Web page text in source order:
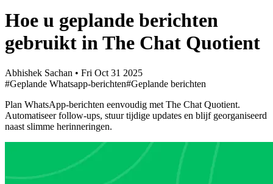
Hoe u geplande berichten
gebruikt in The Chat Quotient
Abhishek Sachan • Fri Oct 31 2025
#Geplande Whatsapp-berichten#Geplande berichten
Plan WhatsApp-berichten eenvoudig met The Chat Quotient.
Automatiseer follow-ups, stuur tijdige updates en blijf georganiseerd
naast slimme herinneringen.